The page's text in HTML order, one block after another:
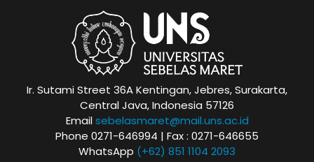
Ir. Sutami Street 36A Kentingan, Jebres, Surakarta,
Central Java, Indonesia 57126
Emailsebelasmaret@mail.uns.ac.id
Phone 0271-646994 | Fax : 0271-646655
WhatsApp (+62) 851 1104 2093